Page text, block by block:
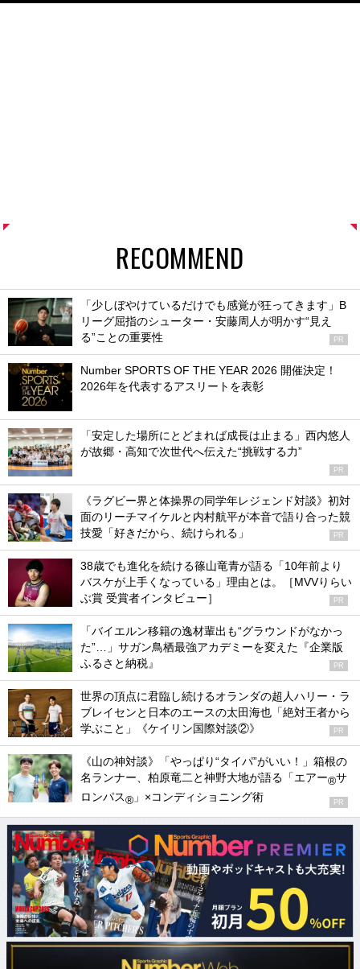
RECOMMEND
「少しぼやけているだけでも感覚が狂ってきます」B
リーグ屈指のシューター・安藤周人が明かす“見え
る”ことの重要性
PR
Number SPORTS OF THE YEAR 2026 開催決定！
2026年を代表するアスリートを表彰
「安定した場所にとどまれば成長は止まる」西内悠人
が故郷・高知で次世代へ伝えた“挑戦する力”
PR
《ラグビー界と体操界の同学年レジェンド対談》初対
面のリーチマイケルと内村航平が本音で語り合った競
技愛「好きだから、続けられる」
PR
38歳でも進化を続ける篠山竜青が語る「10年前より
バスケが上手くなっている」理由とは。［MVVりらい
ぶ賞 受賞者インタビュー］
PR
「バイエルン移籍の逸材輩出も“グラウンドがなかっ
た”…」サガン鳥栖最強アカデミーを変えた『企業版
ふるさと納税』
PR
世界の頂点に君臨し続けるオランダの超人ハリー・ラ
ブレイセンと日本のエースの太田海也「絶対王者から
学ぶこと」《ケイリン国際対談②》
PR
《山の神対談》「やっぱり“タイパ”がいい！」箱根の
名ランナー、柏原竜二と神野大地が語る「エアー®サ
ロンパス® 」×コンディショニング術 PR